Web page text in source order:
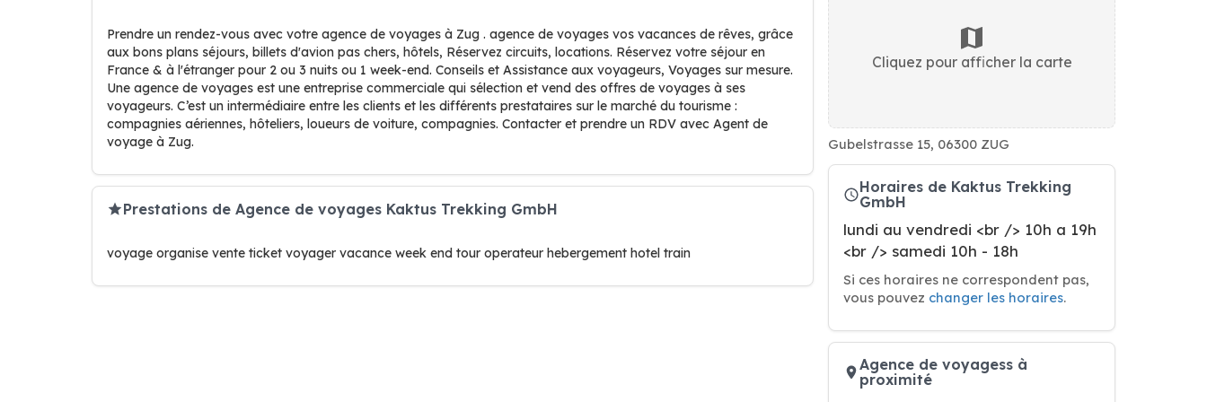
Prendre un rendez-vous avec votre agence de voyages à Zug . agence de voyages vos vacances de rêves, grâce
aux bons plans séjours, billets d'avion pas chers, hôtels, Réservez circuits, locations. Réservez votre séjour en
France & à l'étranger pour 2 ou 3 nuits ou 1 week-end. Conseils et Assistance aux voyageurs, Voyages sur mesure.
Une agence de voyages est une entreprise commerciale qui sélection et vend des offres de voyages à ses
voyageurs. C’est un intermédiaire entre les clients et les différents prestataires sur le marché du tourisme :
compagnies aériennes, hôteliers, loueurs de voiture, compagnies. Contacter et prendre un RDV avec Agent de
voyage à Zug.
Prestations de Agence de voyages Kaktus Trekking GmbH
voyage organise vente ticket voyager vacance week end tour operateur hebergement hotel train
Cliquez pour afficher la carte
Gubelstrasse 15, 06300 ZUG
Horaires de Kaktus Trekking
GmbH
lundi au vendredi <br /> 10h a 19h
<br /> samedi 10h - 18h
Si ces horaires ne correspondent pas,
vous pouvez changer les horaires.
Agence de voyagess à
proximité